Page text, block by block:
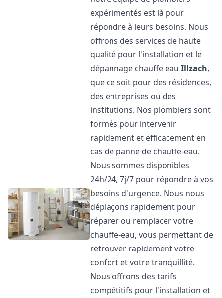
expérimentés est là pour
répondre à leurs besoins. Nous
offrons des services de haute
qualité pour l'installation et le
dépannage chauffe eauIllzach,
que ce soit pour des résidences,
des entreprises ou des
institutions. Nos plombiers sont
formés pour intervenir
rapidement et efficacement en
cas de panne de chauffe-eau.
Nous sommes disponibles
24h/24, 7j/7 pour répondre à vos
besoins d'urgence. Nous nous
déplaçons rapidement pour
réparer ou remplacer votre
chauffe-eau, vous permettant de
retrouver rapidement votre
confort et votre tranquillité.
Nous offrons des tarifs
compétitifs pour l'installation et